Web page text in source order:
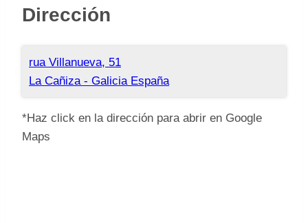
Dirección
rua Villanueva, 51
La Cañiza - Galicia España
*Haz click en la dirección para abrir en Google
Maps